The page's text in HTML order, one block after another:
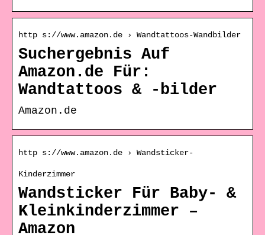
http s://www.amazon.de › Wandtattoos-Wandbilder
Suchergebnis Auf
Amazon.de Für:
Wandtattoos & -bilder
Amazon.de
http s://www.amazon.de › Wandsticker-
Kinderzimmer
Wandsticker Für Baby- &
Kleinkinderzimmer –
Amazon